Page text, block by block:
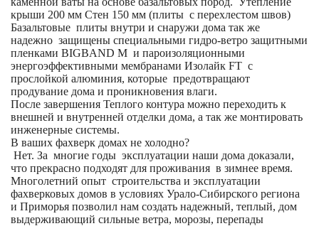
крыши 200 мм Стен 150 мм (плиты с перехлестом швов)
Базальтовые плиты внутри и снаружи дома так же
надежно защищены специальными гидро-ветро защитными
пленками BIGBAND M и пароизоляционными
энергоэффективными мембранами Изолайк FT с
прослойкой алюминия, которые предотвращают
продувание дома и проникновения влаги.
После завершения Теплого контура можно переходить к
внешней и внутренней отделки дома, а так же монтировать
инженерные системы.
В ваших фахверк домах не холодно?
Нет. За многие годы эксплуатации наши дома доказали,
что прекрасно подходят для проживания в зимнее время.
Многолетний опыт строительства и эксплуатации
фахверковых домов в условиях Урало-Сибирского региона
и Приморья позволил нам создать надежный, теплый, дом
выдерживающий сильные ветра, морозы, перепады